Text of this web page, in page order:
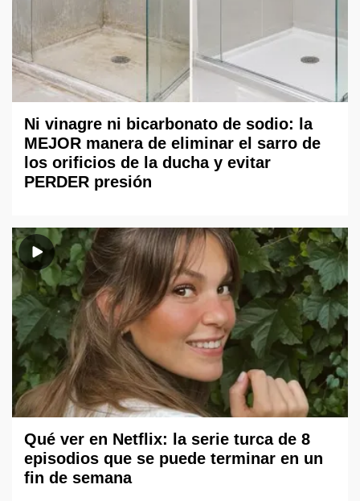
Ni vinagre ni bicarbonato de sodio: la
MEJOR manera de eliminar el sarro de
los orificios de la ducha y evitar
PERDER presión
Qué ver en Netflix: la serie turca de 8
episodios que se puede terminar en un
fin de semana